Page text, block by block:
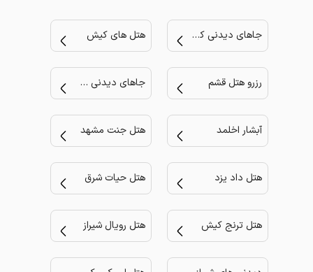
جاهای دیدنی کیش هتل های کیش
رزرو هتل قشم جاهای دیدنی مشهد
آبشار اخلمد هتل جنت مشهد
هتل داد یزد هتل حیات شرق
هتل ترنج کیش هتل رویال شیراز